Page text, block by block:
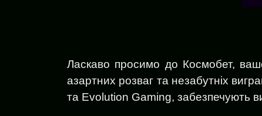
Ласкаво просимо до Космобет,
азартних розваг та незабутніх
та Evolution Gaming, забезпечують